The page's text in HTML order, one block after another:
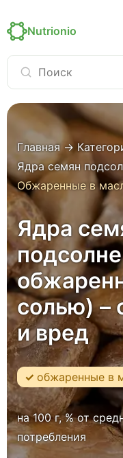
Nutrionio
Главная→
Ядра семян
Обжаренные в
Ядра
солью) –
и вред
обжаренные в
на 100 г, % от
потребления